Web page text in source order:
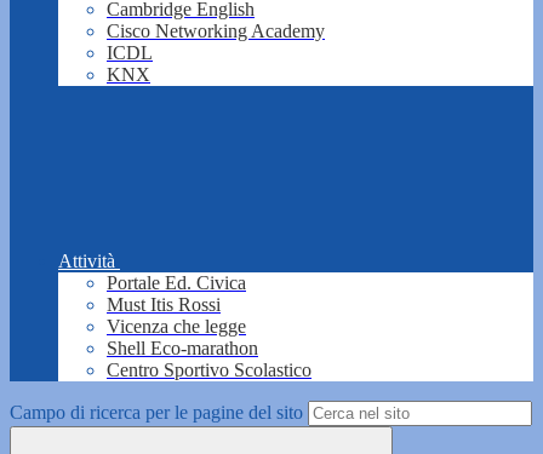
Cambridge English
Cisco Networking Academy
ICDL
KNX
Attività
Portale Ed. Civica
Must Itis Rossi
Vicenza che legge
Shell Eco-marathon
Centro Sportivo Scolastico
Campo di ricerca per le pagine del sito